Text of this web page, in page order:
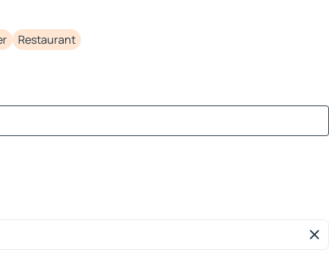
Restaurant